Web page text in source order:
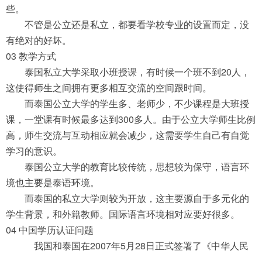
些。
不管是公立还是私立，都要看学校专业的设置而定，没
有绝对的好坏。
03 教学方式
泰国私立大学采取小班授课，有时候一个班不到20人，
这使得师生之间拥有更多相互交流的空间跟时间。
而泰国公立大学的学生多、老师少，不少课程是大班授
课，一堂课有时候最多达到300多人。由于公立大学师生比例
高，师生交流与互动相应就会减少，这需要学生自己有自觉
学习的意识。
泰国公立大学的教育比较传统，思想较为保守，语言环
境也主要是泰语环境。
而泰国的私立大学则较为开放，这主要源自于多元化的
学生背景，和外籍教师。国际语言环境相对应要好很多。
04 中国学历认证问题
我国和泰国在2007年5月28日正式签署了《中华人民